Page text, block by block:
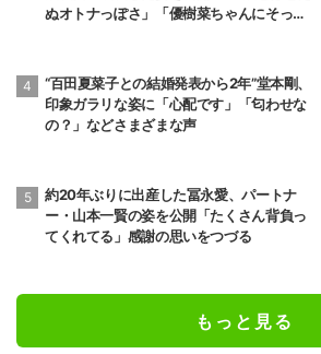
ぬオトナっぽさ」「優樹菜ちゃんにそっく
“百田夏菜子との結婚発表から2年”堂本剛、
印象ガラリな姿に「心配です」「匂わせな
の？」などさまざまな声
約20年ぶりに出産した冨永愛、パートナ
ー・山本一賢の姿を公開「たくさん背負っ
てくれてる」感謝の思いをつづる
もっと見る